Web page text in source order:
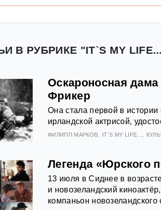
В РУБРИКЕ "IT`S MY
Оскароносная
Фрикер
Она стала первой в
ирландской актрисой,
ФИЛИПП МАРКОВ IT`S MY LIFE...
Легенда «Юрского
13 июля в Сиднее в
и новозеландский
компаньон